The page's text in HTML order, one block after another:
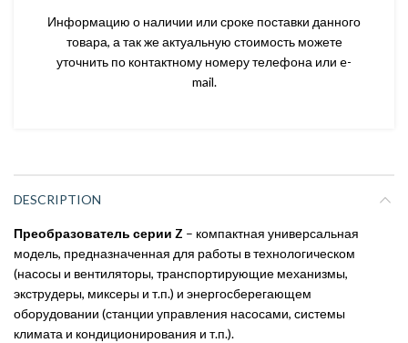
Информацию о наличии или сроке поставки данного
товара, а так же актуальную стоимость можете
уточнить по контактному номеру телефона или e-
mail.
DESCRIPTION
Преобразователь серии Z – компактная универсальная
модель, предназначенная для работы в технологическом
(насосы и вентиляторы, транспортирующие механизмы,
экструдеры, миксеры и т.п.) и энергосберегающем
оборудовании (станции управления насосами, системы
климата и кондиционирования и т.п.).